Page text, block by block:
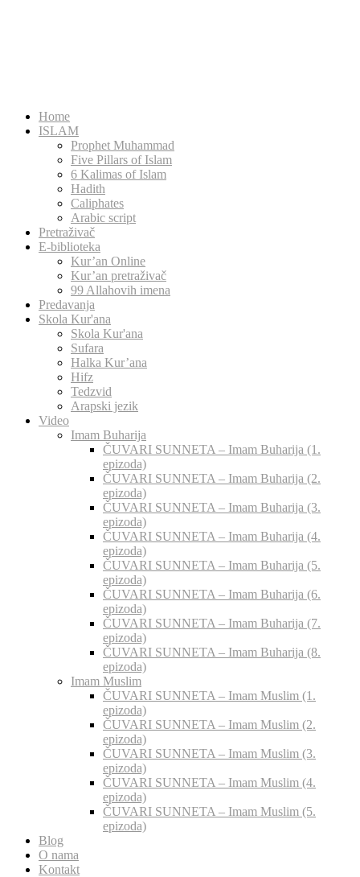
Home
ISLAM
Prophet Muhammad
Five Pillars of Islam
6 Kalimas of Islam
Hadith
Caliphates
Arabic script
Pretraživač
E-biblioteka
Kur’an Online
Kur’an pretraživač
99 Allahovih imena
Predavanja
Skola Kur'ana
Skola Kur'ana
Sufara
Halka Kur’ana
Hifz
Tedzvid
Arapski jezik
Video
Imam Buharija
ČUVARI SUNNETA – Imam Buharija (1.
epizoda)
ČUVARI SUNNETA – Imam Buharija (2.
epizoda)
ČUVARI SUNNETA – Imam Buharija (3.
epizoda)
ČUVARI SUNNETA – Imam Buharija (4.
epizoda)
ČUVARI SUNNETA – Imam Buharija (5.
epizoda)
ČUVARI SUNNETA – Imam Buharija (6.
epizoda)
ČUVARI SUNNETA – Imam Buharija (7.
epizoda)
ČUVARI SUNNETA – Imam Buharija (8.
epizoda)
Imam Muslim
ČUVARI SUNNETA – Imam Muslim (1.
epizoda)
ČUVARI SUNNETA – Imam Muslim (2.
epizoda)
ČUVARI SUNNETA – Imam Muslim (3.
epizoda)
ČUVARI SUNNETA – Imam Muslim (4.
epizoda)
ČUVARI SUNNETA – Imam Muslim (5.
epizoda)
Blog
O nama
Kontakt